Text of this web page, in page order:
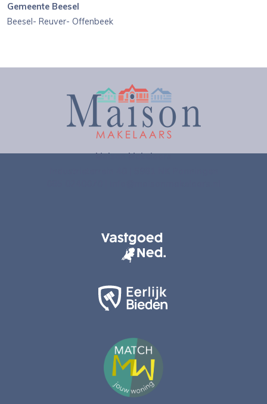
Gemeente Beesel
Beesel- Reuver- Offenbeek
Maison Makelaars